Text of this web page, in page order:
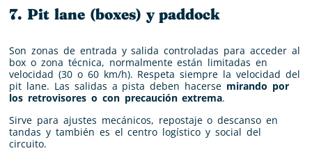
7. Pit lane (boxes) y paddock
Son zonas de entrada y salida controladas para acceder al
box o zona técnica, normalmente están limitadas en
velocidad (30 o 60 km/h). Respeta siempre la velocidad del
pit lane. Las salidas a pista deben hacerse mirando por
los retrovisores o con precaución extrema.
Sirve para ajustes mecánicos, repostaje o descanso en
tandas y también es el centro logístico y social del
circuito.